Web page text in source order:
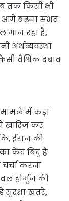
तक किसी भी
आगे बढ़ना संभव
मान रहा है,
अर्थव्यवस्था
वैश्विक दबाव
मामले में कड़ा
खारिज कर
ईरान की
केंद्र बिंदु हैं
करना
होर्मुज की
खतरे,